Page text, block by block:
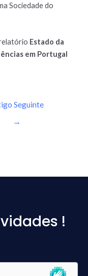
Sociedade do
Estado da
em Portugal
Seguinte
→
!